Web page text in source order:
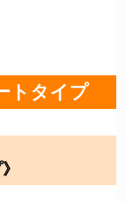
トタイプ